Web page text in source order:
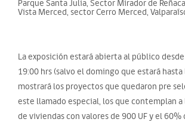
Parque Santa Julia, Sector Mirador de
Vista Merced, sector Cerro Merced,
La exposición estará abierta al público desde
19:00 hrs (salvo el domingo que estará hasta
mostrará los proyectos que quedaron pre
este llamado especial, los que contemplan
de viviendas con valores de 900 UF y el 60%